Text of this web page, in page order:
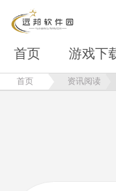
首页 游戏下
首页 资讯阅读